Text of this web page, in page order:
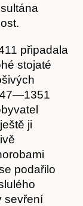
připadala
stojaté
ji
podařilo
sevření